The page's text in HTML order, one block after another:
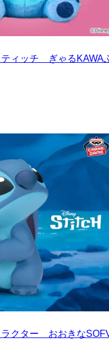
ィッチ ぎゃるKAWA
クター おおきな